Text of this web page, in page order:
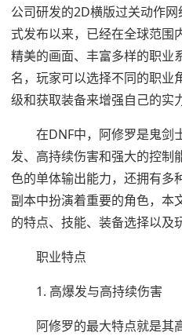
公司研发的2D横版过关动作
式发布以来，已经在全球范围
精美的画面、丰富多样的职业
名，玩家可以选择不同的职业
级和获取装备来增强自己的实
在DNF中，阿修罗是鬼剑
发、高持续伤害和强大的控制
色的单体输出能力，还拥有多
副本中扮演着重要的角色，本
的特点、技能、装备选择以及
职业特点
1. 高爆发与高持续伤害
阿修罗的最大特点就是其